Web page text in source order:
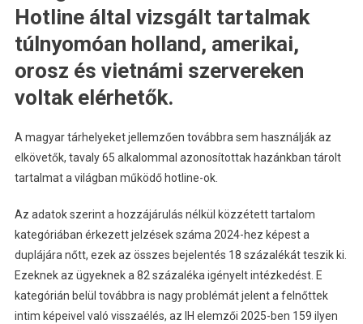
Hotline által vizsgált tartalmak
túlnyomóan holland, amerikai,
orosz és vietnámi szervereken
voltak elérhetők.
A magyar tárhelyeket jellemzően továbbra sem használják az
elkövetők, tavaly 65 alkalommal azonosítottak hazánkban tárolt
tartalmat a világban működő hotline-ok.
Az adatok szerint a hozzájárulás nélkül közzétett tartalom
kategóriában érkezett jelzések száma 2024-hez képest a
duplájára nőtt, ezek az összes bejelentés 18 százalékát teszik ki.
Ezeknek az ügyeknek a 82 százaléka igényelt intézkedést. E
kategórián belül továbbra is nagy problémát jelent a felnőttek
intim képeivel való visszaélés, az IH elemzői 2025-ben 159 ilyen